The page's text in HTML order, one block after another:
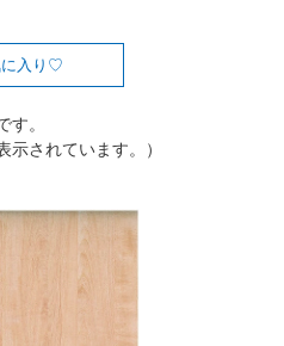
入り
。
示されています。）